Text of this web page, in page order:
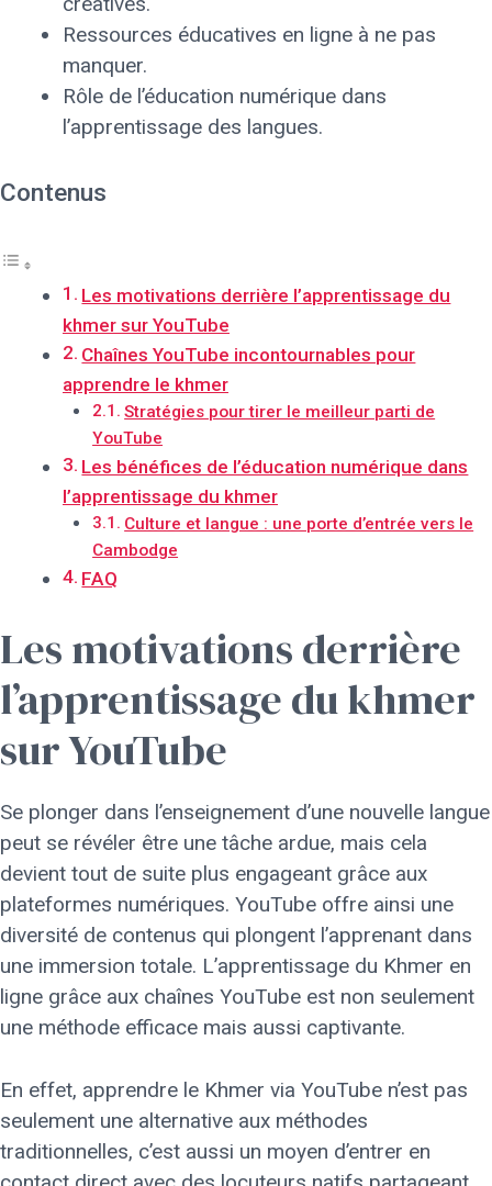
Ressources éducatives en ligne à ne pas
manquer.
Rôle de l’éducation numérique dans
l’apprentissage des langues.
Contenus
Les motivations derrière l’apprentissage du
khmer sur YouTube
Chaînes YouTube incontournables pour
apprendre le khmer
Stratégies pour tirer le meilleur parti de
YouTube
Les bénéfices de l’éducation numérique dans
l’apprentissage du khmer
Culture et langue : une porte d’entrée vers le
Cambodge
FAQ
Les motivations derrière
l’apprentissage du khmer
sur YouTube
Se plonger dans l’enseignement d’une nouvelle langue
peut se révéler être une tâche ardue, mais cela
devient tout de suite plus engageant grâce aux
plateformes numériques. YouTube offre ainsi une
diversité de contenus qui plongent l’apprenant dans
une immersion totale. L’apprentissage du Khmer en
ligne grâce aux chaînes YouTube est non seulement
une méthode efficace mais aussi captivante.
En effet, apprendre le Khmer via YouTube n’est pas
seulement une alternative aux méthodes
traditionnelles, c’est aussi un moyen d’entrer en